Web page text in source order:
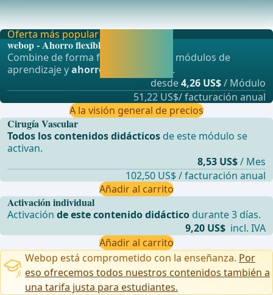
1. Complicaciones isqu&#xE9;micasIsquemia de
extremidades&#xA0;&#xA0;embolias perif&#xE9;ricas (&lt
Activación individual
Activaciónde este contenido didáctico durante 3 días.
9,20 US$ incl. IVA
Añadir al carrito
Oferta más popular
webop - Ahorro flexible
Combine de forma flexible nuestros módulos de
aprendizaje yahorre hasta un 50% .
desde4,26 US$/ Módulo
51,22 US$/ facturación anual
A la visión general de precios
Cirugía Vascular
Todos los contenidos didácticos de este módulo se
activan.
8,53 US$/ Mes
102,50 US$ / facturación anual
Añadir al carrito
Webop está comprometido con la enseñanza. Por
eso ofrecemos todos nuestros contenidos también a
una tarifa justa para estudiantes.